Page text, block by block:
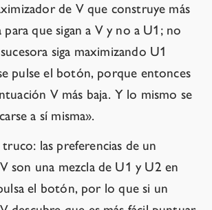
de V que construye más
que sigan a V y no a U1; no
siga maximizando U1
pulse el botón, porque entonces
V más baja. Y lo mismo se
a sí misma».
las preferencias de un
son una mezcla de U1 y U2 en
el botón, por lo que si un